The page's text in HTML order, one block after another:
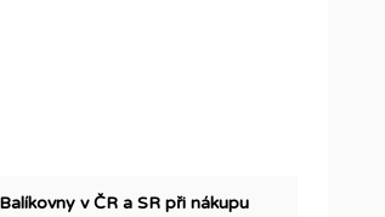
v ČR a SR při nákupu